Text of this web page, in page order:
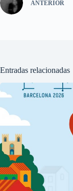
ANTERIOR
Entradas relacionadas